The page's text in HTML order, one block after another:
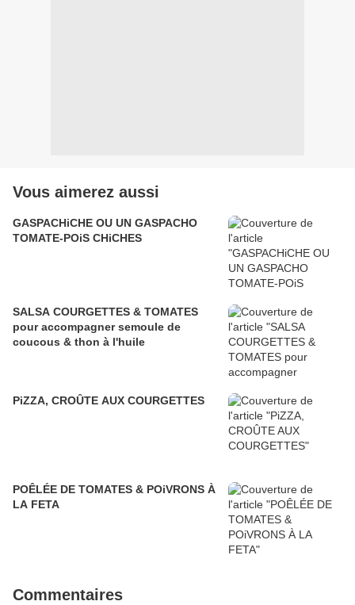
Vous aimerez aussi
GASPACHiCHE OU UN GASPACHO
TOMATE-POiS CHiCHES
SALSA COURGETTES & TOMATES
pour accompagner semoule de
coucous & thon à l'huile
PiZZA, CROÛTE AUX COURGETTES
POÊLÉE DE TOMATES & POiVRONS À
LA FETA
Commentaires